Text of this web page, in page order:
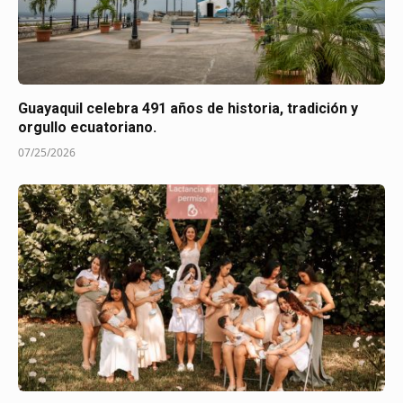
Guayaquil celebra 491 años de historia, tradición y
orgullo ecuatoriano.
07/25/2026